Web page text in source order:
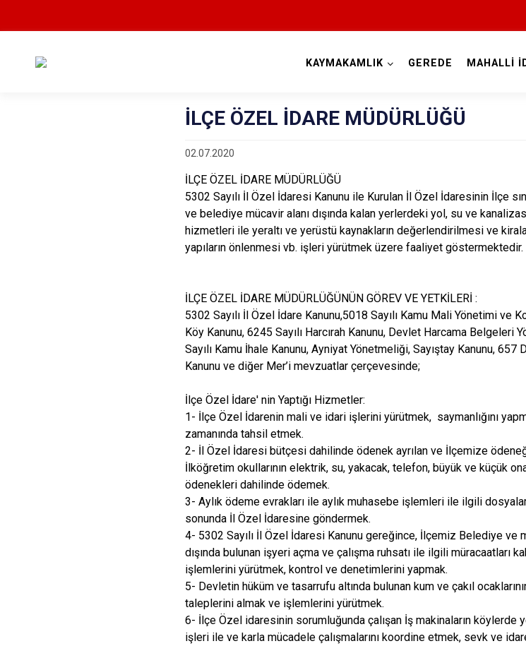
KAYMAKAMLIK GEREDE MAHALLİ
İLÇE ÖZEL İDARE MÜDÜRLÜĞÜ
02.07.2020
İLÇE ÖZEL İDARE MÜDÜRLÜĞÜ
5302 Sayılı İl Özel İdaresi Kanunu ile Kurulan İl Özel İdaresinin İlçe
ve belediye mücavir alanı dışında kalan yerlerdeki yol, su ve
hizmetleri ile yeraltı ve yerüstü kaynakların değerlendirilmesi ve
yapıların önlenmesi vb. işleri yürütmek üzere faaliyet göstermektedir.
İLÇE ÖZEL İDARE MÜDÜRLÜĞÜNÜN GÖREV VE YETKİLERİ :
5302 Sayılı İl Özel İdare Kanunu,5018 Sayılı Kamu Mali Yönetimi ve
Köy Kanunu, 6245 Sayılı Harcırah Kanunu, Devlet Harcama Belgeleri
Sayılı Kamu İhale Kanunu, Ayniyat Yönetmeliği, Sayıştay Kanunu, 657
Kanunu ve diğer Mer’i mevzuatlar çerçevesinde;
İlçe Özel İdare' nin Yaptığı Hizmetler:
1- İlçe Özel İdarenin mali ve idari işlerini yürütmek, saymanlığını
zamanında tahsil etmek.
2- İl Özel İdaresi bütçesi dahilinde ödenek ayrılan ve İlçemize
İlköğretim okullarının elektrik, su, yakacak, telefon, büyük ve küçük
ödenekleri dahilinde ödemek.
3- Aylık ödeme evrakları ile aylık muhasebe işlemleri ile ilgili
sonunda İl Özel İdaresine göndermek.
4- 5302 Sayılı İl Özel İdaresi Kanunu gereğince, İlçemiz Belediye ve
dışında bulunan işyeri açma ve çalışma ruhsatı ile ilgili müracaatları
işlemlerini yürütmek, kontrol ve denetimlerini yapmak.
5- Devletin hüküm ve tasarrufu altında bulunan kum ve çakıl
taleplerini almak ve işlemlerini yürütmek.
6- İlçe Özel idaresinin sorumluğunda çalışan İş makinaların köylerde
işleri ile ve karla mücadele çalışmalarını koordine etmek, sevk ve